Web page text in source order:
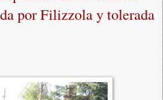
por Filizzola y tolerada